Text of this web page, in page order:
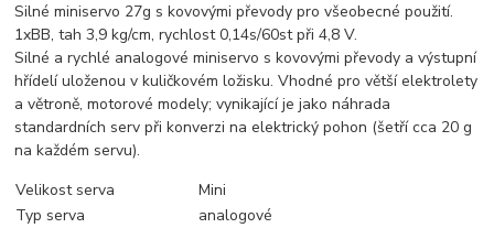
Silné miniservo 27g s kovovými převody pro všeobecné použití.
1xBB, tah 3,9 kg/cm, rychlost 0,14s/60st při 4,8 V.
Silné a rychlé analogové miniservo s kovovými převody a výstupní
hřídelí uloženou v kuličkovém ložisku. Vhodné pro větší elektrolety
a větroně, motorové modely; vynikající je jako náhrada
standardních serv při konverzi na elektrický pohon (šetří cca 20 g
na každém servu).
Velikost serva
Mini
Typ serva
analogové